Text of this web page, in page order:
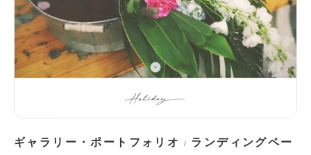
ギャラリー・ポートフォリオ / ランディングペー